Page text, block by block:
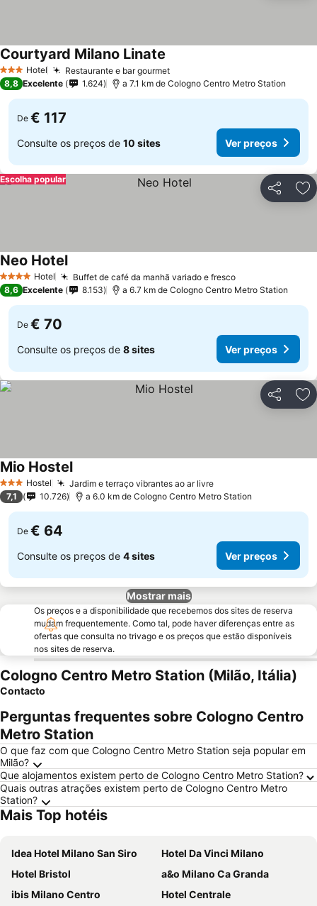
3 EstrelasHotel Restaurante e bar gourmetVer preços
Courtyard Milano Linate
8,8 Excelente 1.624 a 7.1 km de Cologno Centro Metro Station
De € 117
Consulte os preços de 10 sites Ver preços
Partilhar
Escolha popular
4 EstrelasHotel Buffet de café da manhã variado e frescoVer preços
Neo HotelVer preços
8,6 Excelente 8.153 a 6.7 km de Cologno Centro Metro Station
De € 70
Consulte os preços de 8 sites Ver preços
Partilhar
3 EstrelasHostel Jardim e terraço vibrantes ao ar livreVer preços
Mio HostelVer preços
7,1 10.726 a 6.0 km de Cologno Centro Metro Station
De € 64
Consulte os preços de 4 sites Ver preços
Mostrar mais
Os preços e a disponibilidade que recebemos dos sites de reserva
mudam frequentemente. Como tal, pode haver diferenças entre as
ofertas que consulta no trivago e os preços que estão disponíveis
nos sites de reserva.
Cologno Centro Metro Station (Milão, Itália)
Contacto
Perguntas frequentes sobre Cologno Centro
Metro Station
O que faz com que Cologno Centro Metro Station seja popular em
Milão?
Que alojamentos existem perto de Cologno Centro Metro Station?
Quais outras atrações existem perto de Cologno Centro Metro
Station?
Mais Top hotéis
Idea Hotel Milano San Siro
Hotel Da Vinci Milano
Hotel Bristol
a&o Milano Ca Granda
ibis Milano Centro
Hotel Centrale